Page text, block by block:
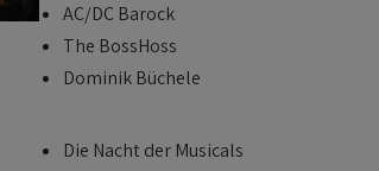
AC/DC Barock
The BossHoss
Dominik Büchele
Die Nacht der Musicals